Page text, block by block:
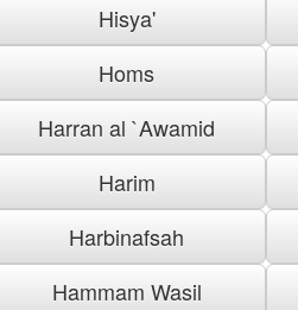
Hisya'
Homs
Harran al `Awamid
Harim
Harbinafsah
Hammam Wasil